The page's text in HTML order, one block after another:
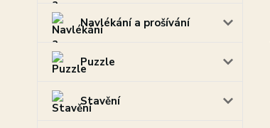
Navlékání a prošívání
Puzzle
Stavění